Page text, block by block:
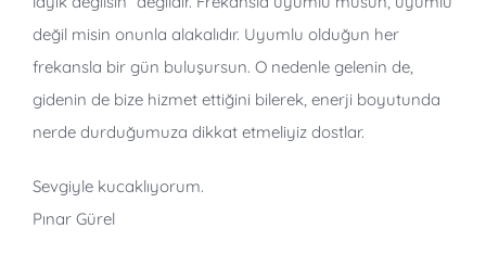
değil misin onunla alakalıdır. Uyumlu olduğun her
frekansla bir gün buluşursun. O nedenle gelenin de,
gidenin de bize hizmet ettiğini bilerek, enerji boyutunda
nerde durduğumuza dikkat etmeliyiz dostlar.
Sevgiyle kucaklıyorum.
Pınar Gürel